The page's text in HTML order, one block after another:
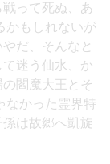
って死ぬ、あ
かもしれないが
だ、そんなと
迷う仙水、か
閻魔大王とそ
なかった霊界特
は故郷へ凱旋